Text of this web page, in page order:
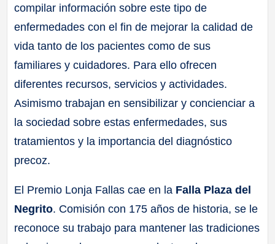
compilar información sobre este tipo de
enfermedades con el fin de mejorar la calidad de
vida tanto de los pacientes como de sus
familiares y cuidadores. Para ello ofrecen
diferentes recursos, servicios y actividades.
Asimismo trabajan en sensibilizar y concienciar a
la sociedad sobre estas enfermedades, sus
tratamientos y la importancia del diagnóstico
precoz.
El Premio Lonja Fallas cae en la Falla Plaza del
Negrito. Comisión con 175 años de historia, se le
reconoce su trabajo para mantener las tradiciones